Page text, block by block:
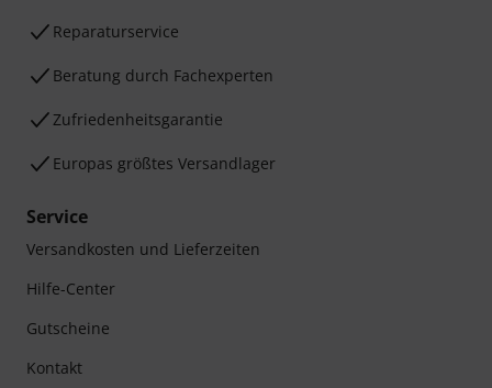
Reparaturservice
Beratung durch Fachexperten
Zufriedenheitsgarantie
Europas größtes Versandlager
Service
Versandkosten und Lieferzeiten
Hilfe-Center
Gutscheine
Kontakt